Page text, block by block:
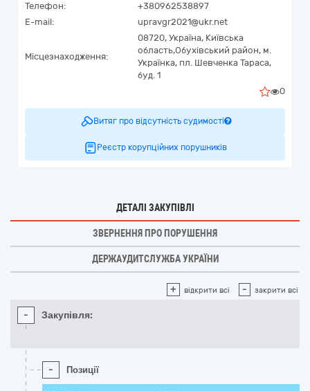
Телефон:
+380962538897
E-mail:
upravgr2021@ukr.net
Місцезнаходження:
08720, Україна, Київська
область,Обухівський район, м.
Українка, пл. Шевченка Тараса,
буд. 1
0
Витяг про відсутність судимості
Реєстр корупційних порушників
ДЕТАЛІ ЗАКУПІВЛІ
ЗВЕРНЕННЯ ПРО ПОРУШЕННЯ
ДЕРЖАУДИТСЛУЖБА УКРАЇНИ
+ відкрити всі - закрити всі
- Закупівля:
- Позиції